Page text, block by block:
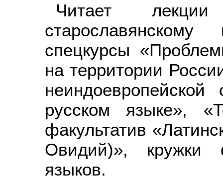
Читает
спецкурсы
на территории
русском языке»,
факультатив
Овидий)», кружки
языков.